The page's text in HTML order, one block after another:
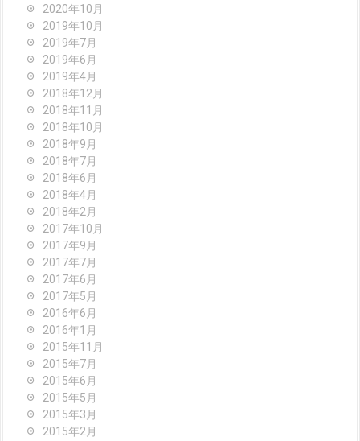
2020年10月
2019年10月
2019年7月
2019年6月
2019年4月
2018年12月
2018年11月
2018年10月
2018年9月
2018年7月
2018年6月
2018年4月
2018年2月
2017年10月
2017年9月
2017年7月
2017年6月
2017年5月
2016年6月
2016年1月
2015年11月
2015年7月
2015年6月
2015年5月
2015年3月
2015年2月